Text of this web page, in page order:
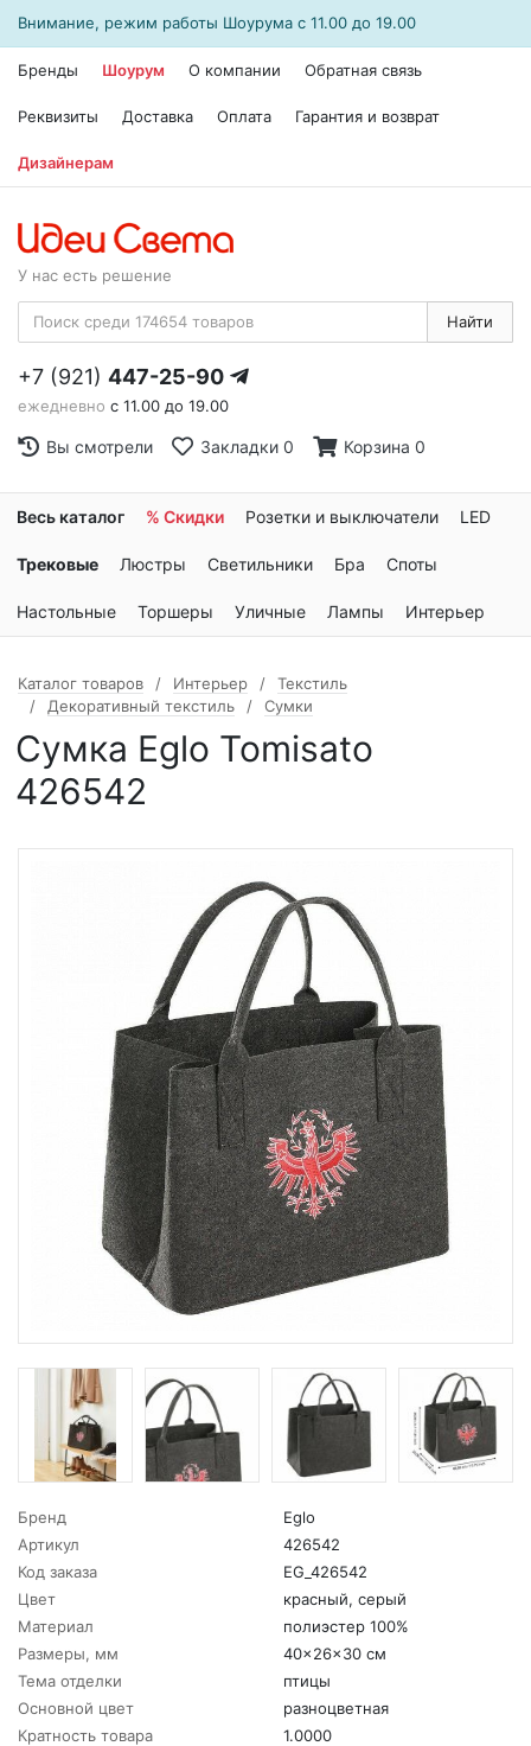
Внимание, режим работы Шоурума с 11.00 до 19.00
Бренды Шоурум О компании Обратная связь
Реквизиты Доставка Оплата Гарантия и возврат
Дизайнерам
У нас есть решение
Найти
+7 (921) 447-25-90
ежедневно с 11.00 до 19.00
Вы смотрели Закладки 0 Корзина 0
Весь каталог % Скидки Розетки и выключатели LED
Трековые Люстры Светильники Бра Споты
Настольные Торшеры Уличные Лампы Интерьер
Каталог товаров Интерьер
Текстиль
Декоративный текстиль
Сумки
Сумка Eglo Tomisato
426542
Бренд
Eglo
Артикул
426542
Код заказа
EG_426542
Цвет
красный, серый
Материал
полиэстер 100%
Размеры, мм
40x26x30 см
Тема отделки
птицы
Основной цвет
разноцветная
Кратность товара
1.0000